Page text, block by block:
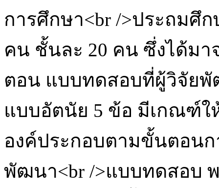
การศึกษา<br />ประถมศึ
คน ชั้นละ 20 คน ซึ่งได้ม
ตอน แบบทดสอบที่ผู้วิจัย
แบบอัตนัย 5 ข้อ มีเกณฑ์ใ
องค์ประกอบตามขั้นตอน
พัฒนา<br />แบบทดสอบ